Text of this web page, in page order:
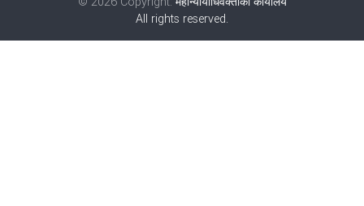
All rights reserved.